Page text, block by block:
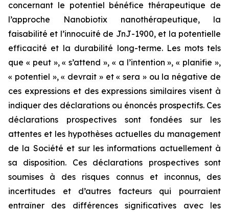
concernant le potentiel bénéfice thérapeutique de
l’approche Nanobiotix nanothérapeutique, la
faisabilité et l’innocuité de JnJ-1900, et la potentielle
efficacité et la durabilité long-terme. Les mots tels
que « peut », « s’attend », « a l’intention », « planifie »,
« potentiel », « devrait » et « sera » ou la négative de
ces expressions et des expressions similaires visent à
indiquer des déclarations ou énoncés prospectifs. Ces
déclarations prospectives sont fondées sur les
attentes et les hypothèses actuelles du management
de la Société et sur les informations actuellement à
sa disposition. Ces déclarations prospectives sont
soumises à des risques connus et inconnus, des
incertitudes et d’autres facteurs qui pourraient
entraîner des différences significatives avec les